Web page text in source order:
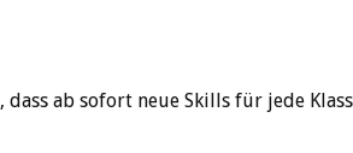
dass ab sofort neue Skills für jede